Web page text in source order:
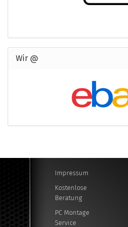
Wir @
Impressum
Kostenlose
Beratung
PC Montage
Service